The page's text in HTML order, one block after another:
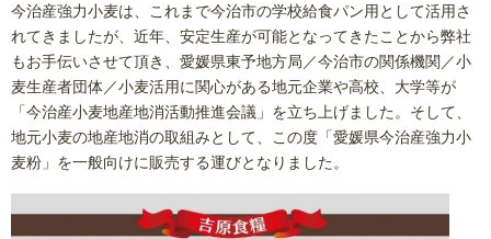
今治産強力小麦は、これまで今治市の学校給食パン用として活用さ
れてきましたが、近年、安定生産が可能となってきたことから弊社
もお手伝いさせて頂き、愛媛県東予地方局／今治市の関係機関／小
麦生産者団体／小麦活用に関心がある地元企業や高校、大学等が
「今治産小麦地産地消活動推進会議」を立ち上げました。そして、
地元小麦の地産地消の取組みとして、この度「愛媛県今治産強力小
麦粉」を一般向けに販売する運びとなりました。